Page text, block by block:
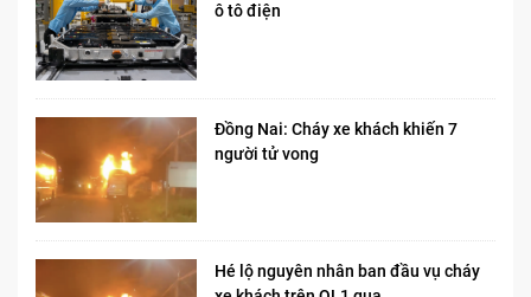
ô tô điện
Đồng Nai: Cháy xe khách khiến 7
người tử vong​
Hé lộ nguyên nhân ban đầu vụ cháy